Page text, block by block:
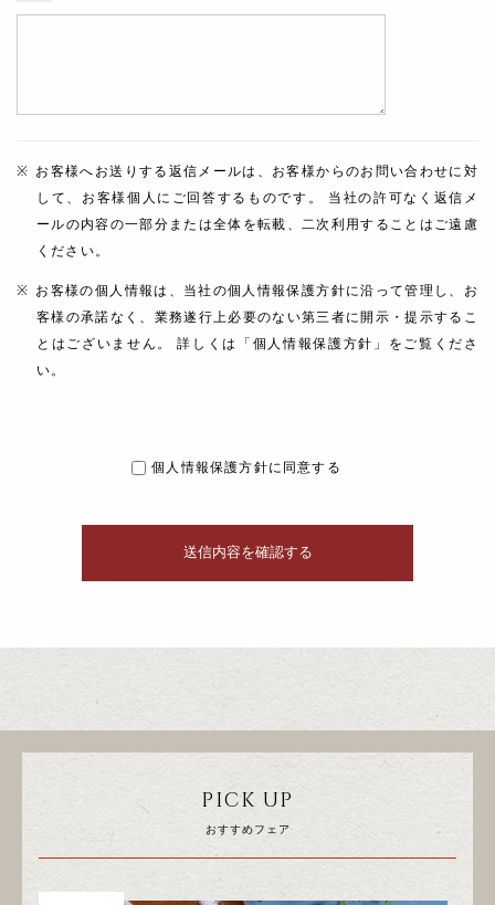
お客様へお送りする返信メールは、お客様からのお問い合わせに対
して、お客様個人にご回答するものです。 当社の許可なく返信メ
ールの内容の一部分または全体を転載、二次利用することはご遠慮
ください。
お客様の個人情報は、当社の個人情報保護方針に沿って管理し、お
客様の承諾なく、業務遂行上必要のない第三者に開示・提示するこ
とはございません。 詳しくは「個人情報保護方針」をご覧くださ
い。
個人情報保護方針に同意する
PICK UP
おすすめフェア